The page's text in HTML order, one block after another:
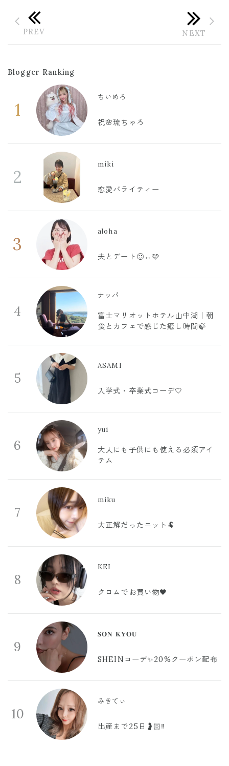
Blogger Ranking
1
ちいめろ
祝🌸琉ちゃろ
2
miki
恋愛バライティー
3
aloha
夫とデート🙂‍↔️🩷
4
ナッパ
富士マリオットホテル山中湖｜朝
食とカフェで感じた癒し時間🍃
5
ASAMI
入学式・卒業式コーデ🤍
6
yui
大人にも子供にも使える必須アイ
テム
7
miku
大正解だったニット🐏
8
KEI
クロムでお買い物🖤
9
𝐒𝐎𝐍 𝐊𝐘𝐎𝐔
SHEINコーデ✨20%クーポン配布
10
みきてぃ
出産まで25日🤰🏻‼️